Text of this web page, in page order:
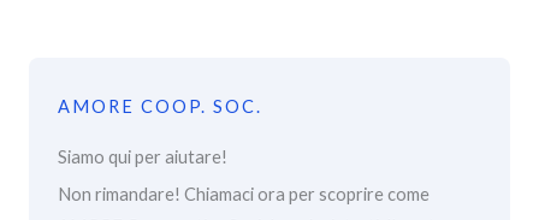
AMORE COOP. SOC.
Siamo qui per aiutare!
Non rimandare! Chiamaci ora per scoprire come